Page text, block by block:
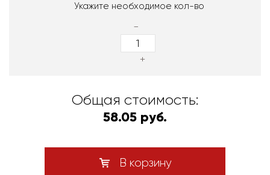
Укажите необходимое кол-во
-
+
Общая стоимость:
58.05 руб.
В корзину